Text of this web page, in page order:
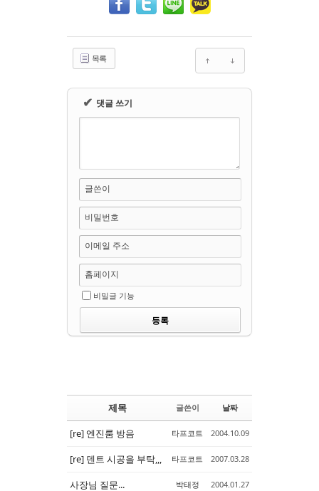
목록
✔ 댓글 쓰기
글쓴이
비밀번호
이메일 주소
홈페이지
비밀글 기능
제목 글쓴이 날짜
[re] 엔진룸 방음 타프코트 2004.10.09
[re] 덴트 시공을 부탁,,, 타프코트 2007.03.28
사장님 질문... 박태정 2004.01.27